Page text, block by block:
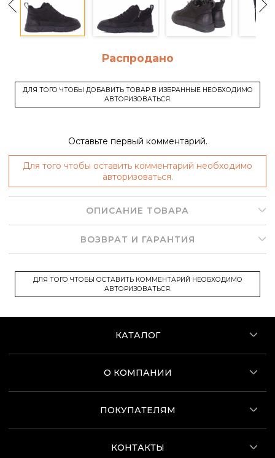
Распродано
ДЛЯ ТОГО ЧТОБЫ ДОБАВИТЬ ТОВАР В ИЗБРАННЫЕ НЕОБХОДИМО
АВТОРИЗОВАТЬСЯ.
Оставьте первый комментарий.
Для того чтобы оставить комментарий необходимо
авторизоваться.
ОПИСАНИЕ ТОВАРА
ВОЗВРАТ И ГАРАНТИЯ
ДЛЯ ТОГО ЧТОБЫ ОСТАВИТЬ КОММЕНТАРИЙ НЕОБХОДИМО
АВТОРИЗОВАТЬСЯ.
КАТАЛОГ
О КОМПАНИИ
ПОКУПАТЕЛЯМ
КОНТАКТЫ